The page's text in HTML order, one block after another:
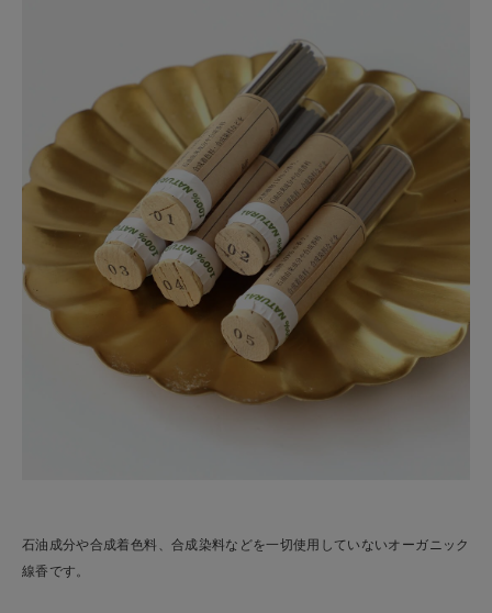
石油成分や合成着色料、合成染料などを一切使用していないオーガニック
線香です。